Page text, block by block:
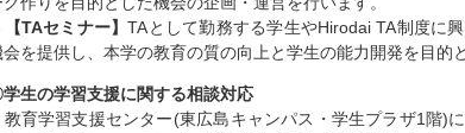
TAセミナー】TAとして勤務する学生やHirodai TA制度に
会を提供し、本学の教育の質の向上と学生の能力開発を目的
学生の学習支援に関する相談対応
育学習支援センター(東広島キャンパス・学生プラザ1階)